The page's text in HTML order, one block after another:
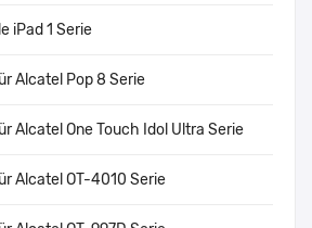
iPad 1 Serie
Alcatel Pop 8 Serie
Alcatel One Touch Idol Ultra Serie
Alcatel OT-4010 Serie